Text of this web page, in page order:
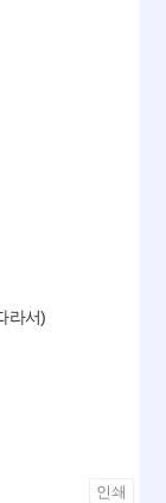
라서)
인쇄